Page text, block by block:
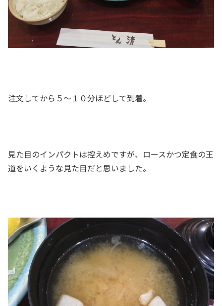
注文してから５～１０分ほどして到着。
見た目のインパクトは控えめですが、ロースかつ定食の王
道をいくような見た目だと思いました。